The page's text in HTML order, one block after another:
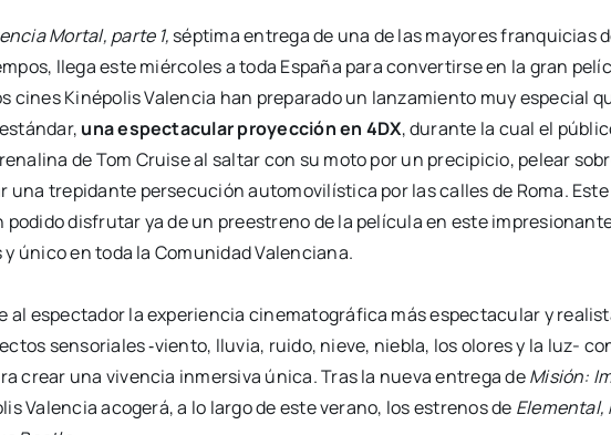
Mor­tal, par­te 1, sép­ti­ma entre­ga de una de las mayo­res fran­qui­cias
lle­ga este miér­co­les a toda Espa­ña para con­ver­tir­se en la gran
cines Kiné­po­lis Valen­cia han pre­pa­ra­do un lan­za­mien­to muy espe­cial
una espec­ta­cu­lar pro­yec­ción en 4DX, duran­te la cual el
de Tom Crui­se al sal­tar con su moto por un pre­ci­pi­cio, pelear
una tre­pi­dan­te per­se­cu­ción auto­mo­vi­lís­ti­ca por las calles de Roma.
dis­fru­tar ya de un pre­es­treno de la pelí­cu­la en este
úni­co en toda la Comu­ni­dad Valen­cia­na.
al espec­ta­dor la expe­rien­cia cine­ma­to­grá­fi­ca más espec­ta­cu­lar y
sen­so­ria­les ‑vien­to, llu­via, rui­do, nie­ve, nie­bla, los olo­res y la luz-
crear una viven­cia inmer­si­va úni­ca. Tras la nue­va entre­ga deMisión:
Valen­cia aco­ge­rá, a lo lar­go de este verano, los estre­nos de